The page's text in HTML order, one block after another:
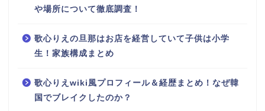
や場所について徹底調査！
歌心りえの旦那はお店を経営していて子供は小学
生！家族構成まとめ
歌心りえwiki風プロフィール＆経歴まとめ！なぜ韓
国でブレイクしたのか？